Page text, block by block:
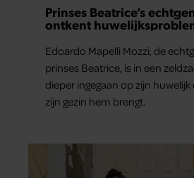
Prinses Beatrice’s
ontkent
Edoardo Mapelli Mozzi, de
prinses Beatrice, is in een
dieper ingegaan op zijn
zijn gezin hem brengt.